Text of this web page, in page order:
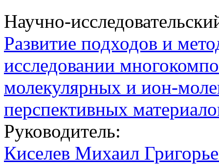
Научно-
Развитие подходов и
исследовании
молекулярных и ион-
перспективных
Руководитель:
Киселев Михаил